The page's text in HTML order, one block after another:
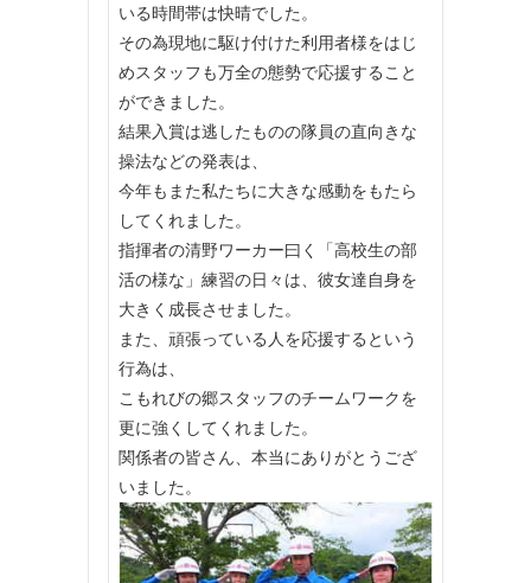
いる時間帯は快晴でした。
その為現地に駆け付けた利用者様をはじ
めスタッフも万全の態勢で応援すること
ができました。
結果入賞は逃したものの隊員の直向きな
操法などの発表は、
今年もまた私たちに大きな感動をもたら
してくれました。
指揮者の清野ワーカー曰く「高校生の部
活の様な」練習の日々は、彼女達自身を
大きく成長させました。
また、頑張っている人を応援するという
行為は、
こもれびの郷スタッフのチームワークを
更に強くしてくれました。
関係者の皆さん、本当にありがとうござ
いました。